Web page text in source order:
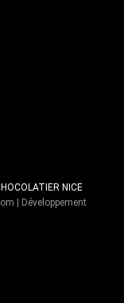
NICE
| Développement